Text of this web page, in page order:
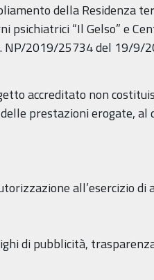
della Residenza
“Il Gelso” e
NP/2019/25734 del 19/9/
accreditato non
prestazioni erogate,
all’esercizio
di pubblicità,